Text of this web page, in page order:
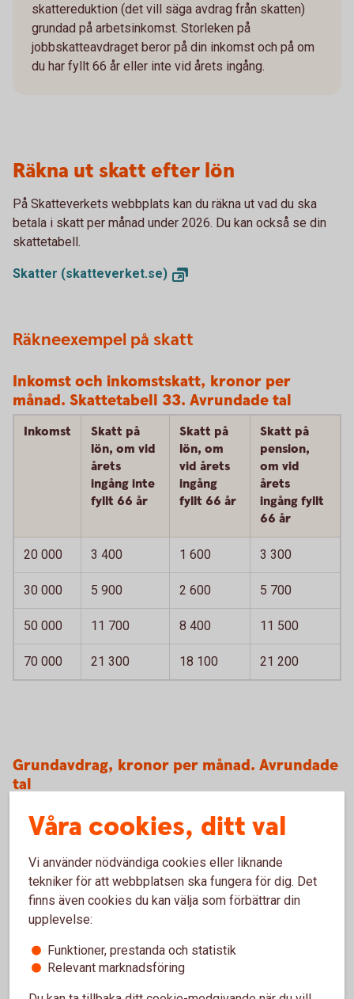
skattereduktion (det vill säga avdrag från skatten)
grundad på arbetsinkomst. Storleken på
jobbskatteavdraget beror på din inkomst och på om
du har fyllt 66 år eller inte vid årets ingång.
Räkna ut skatt efter lön
På Skatteverkets webbplats kan du räkna ut vad du ska
betala i skatt per månad under 2026. Du kan också se din
skattetabell.
Skatter (skatteverket.se)
Räkneexempel på skatt
Inkomst och inkomstskatt, kronor per
månad. Skattetabell 33. Avrundade tal
Inkomst
Skatt på
lön, om vid
årets
ingång inte
fyllt 66 år
Skatt på
lön, om
vid årets
ingång
fyllt 66 år
Skatt på
pension,
om vid
årets
ingång fyllt
66 år
20 000 3 400 1 600 3 300
30 000 5 900 2 600 5 700
50 000 11 700 8 400 11 500
70 000 21 300 18 100 21 200
Grundavdrag, kronor per månad. Avrundade
tal
Inkomst
Om vid årets ingång
inte fyllt 66 år
Om vid årets
ingång fyllt 66 år
20 000 3 300 10 100
30 000 2 300 12 600
70 000 1 400
Våra cookies, ditt val
Vi använder nödvändiga cookies eller liknande
tekniker för att webbplatsen ska fungera för dig. Det
finns även cookies du kan välja som förbättrar din
upplevelse:
Funktioner, prestanda och statistik
Relevant marknadsföring